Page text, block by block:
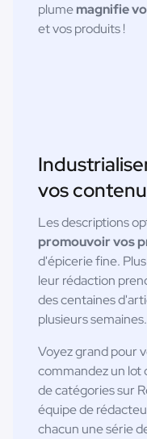
plumemagnifie
et vos produits !
vos
Les descriptions
promouvoir vos
d'épicerie fine.
leur rédaction
des centaines
plusieurs semaines.
Voyez grand pour
commandez un lot
de catégories sur
équipe de
chacun une série